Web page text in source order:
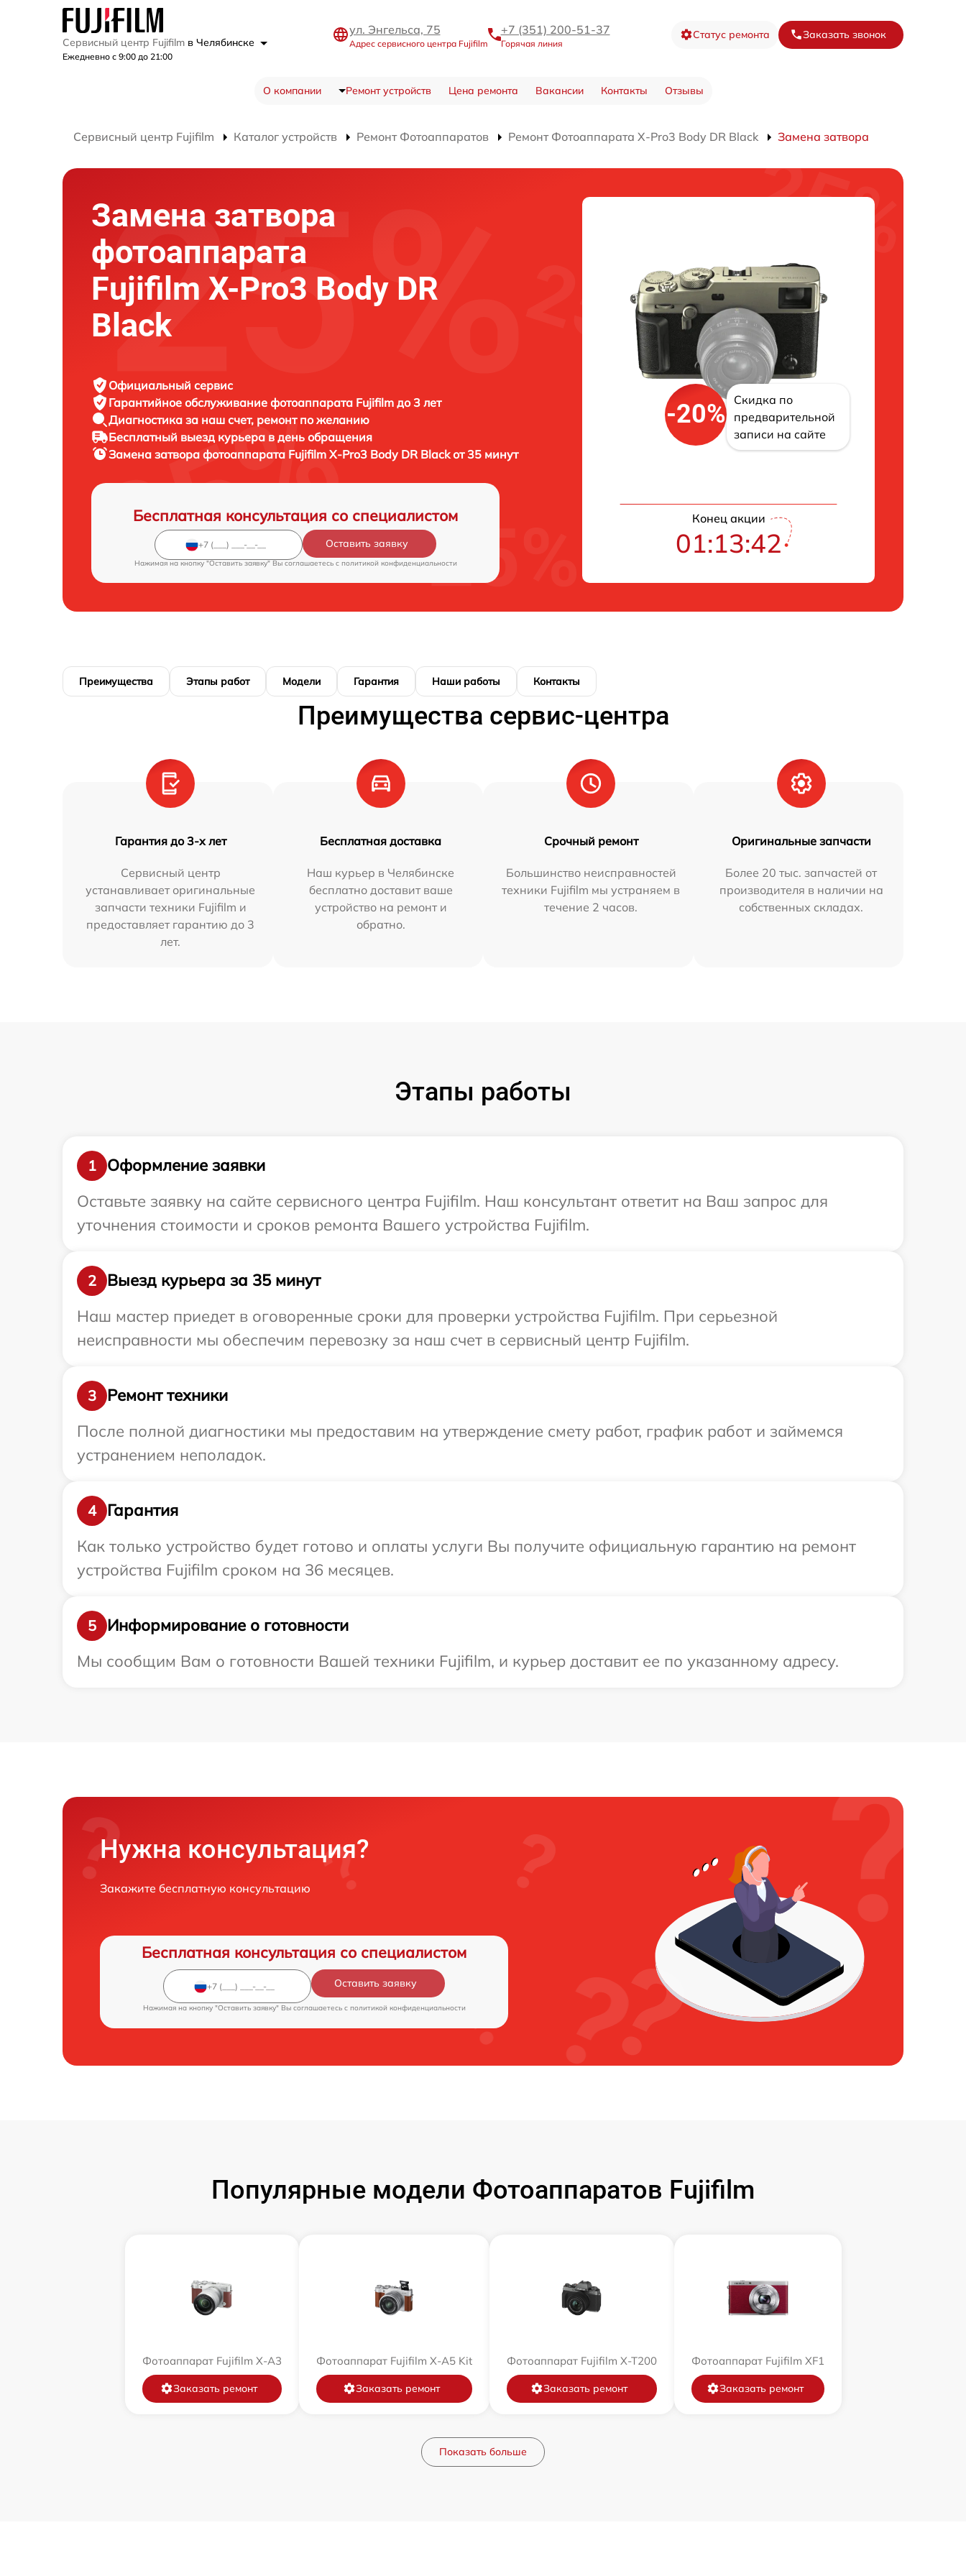
Сервисный центр Fujifilm в Челябинске
Ежедневно с 9:00 до 21:00
ул. Энгельса, 75
Адрес сервисного центра Fujifilm
+7 (351) 200-51-37
Горячая линия
Статус ремонта Заказать звонок
О компании Ремонт устройств Цена ремонта Вакансии Контакты Отзывы
Сервисный центр Fujifilm Каталог устройств Ремонт Фотоаппаратов Ремонт Фотоаппарата X-Pro3 Body DR Black Замена затвора
Замена затвора
фотоаппарата
Fujifilm X-Pro3 Body DR
Black
Официальный сервис
Гарантийное обслуживание фотоаппарата Fujifilm до 3 лет
Диагностика за наш счет, ремонт по желанию
Бесплатный выезд курьера в день обращения
Замена затвора фотоаппарата Fujifilm X-Pro3 Body DR Black от 35 минут
Бесплатная консультация со специалистом
Оставить заявку
Нажимая на кнопку "Оставить заявку" Вы соглашаетесь c политикой конфиденциальности
-20%
Скидка по
предварительной
записи на сайте
Конец акции
01:13:41
Преимущества Этапы работ Модели Гарантия Наши работы Контакты
Преимущества сервис-центра
Гарантия до 3-х лет
Сервисный центр
устанавливает оригинальные
запчасти техники Fujifilm и
предоставляет гарантию до 3
лет.
Бесплатная доставка
Наш курьер в Челябинске
бесплатно доставит ваше
устройство на ремонт и
обратно.
Срочный ремонт
Большинство неисправностей
техники Fujifilm мы устраняем в
течение 2 часов.
Оригинальные запчасти
Более 20 тыс. запчастей от
производителя в наличии на
собственных складах.
Этапы работы
1
Оформление заявки
Оставьте заявку на сайте сервисного центра Fujifilm. Наш консультант ответит на Ваш запрос для
уточнения стоимости и сроков ремонта Вашего устройства Fujifilm.
2
Выезд курьера за 35 минут
Наш мастер приедет в оговоренные сроки для проверки устройства Fujifilm. При серьезной
неисправности мы обеспечим перевозку за наш счет в сервисный центр Fujifilm.
3
Ремонт техники
После полной диагностики мы предоставим на утверждение смету работ, график работ и займемся
устранением неполадок.
4
Гарантия
Как только устройство будет готово и оплаты услуги Вы получите официальную гарантию на ремонт
устройства Fujifilm сроком на 36 месяцев.
5
Информирование о готовности
Мы сообщим Вам о готовности Вашей техники Fujifilm, и курьер доставит ее по указанному адресу.
Нужна консультация?
Закажите бесплатную консультацию
Бесплатная консультация со специалистом
Оставить заявку
Нажимая на кнопку "Оставить заявку" Вы соглашаетесь c политикой конфиденциальности
Популярные модели Фотоаппаратов Fujifilm
Фотоаппарат Fujifilm X-A3
Заказать ремонт
Фотоаппарат Fujifilm X-A5 Kit
Заказать ремонт
Фотоаппарат Fujifilm X-T200
Заказать ремонт
Фотоаппарат Fujifilm XF1
Заказать ремонт
Показать больше